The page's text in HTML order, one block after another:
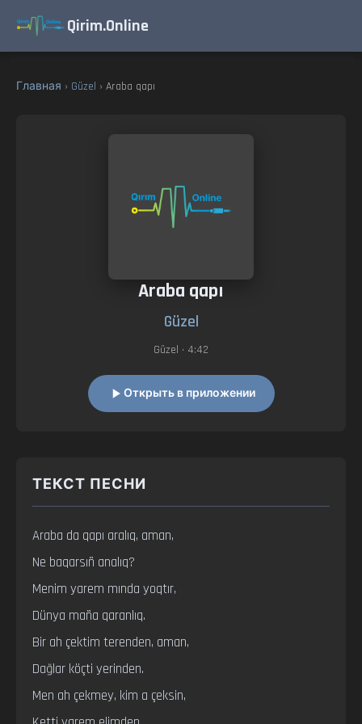
Qirim.Online
Главная › Güzel › Araba qapı
Araba qapı
Güzel
Güzel • 4:42
Открыть в приложении
ТЕКСТ ПЕСНИ
Araba da qapı aralıq, aman,
Ne baqarsıñ analıq?
Menim yarem mında yoqtır,
Dünya maña qaranlıq.
Bir ah çektim terenden, aman,
Dağlar köçti yerinden.
Men ah çekmey, kim a çeksin,